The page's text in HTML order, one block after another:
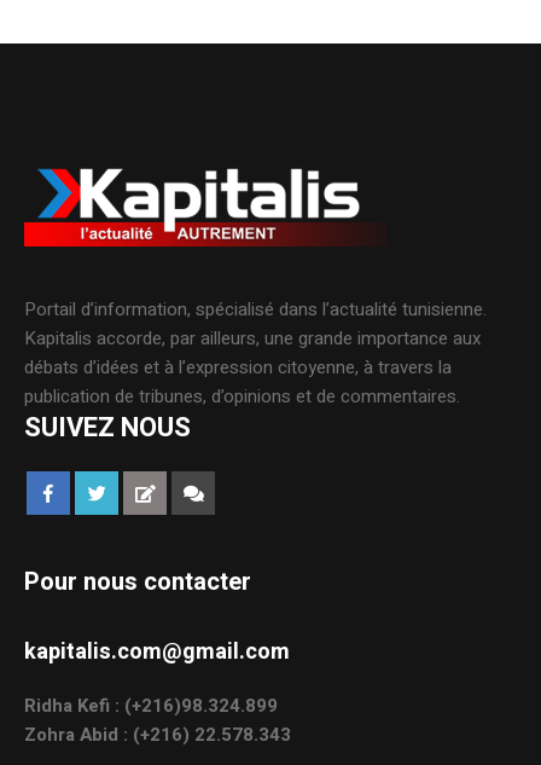
Portail d’information, spécialisé dans l’actualité tunisienne.
Kapitalis accorde, par ailleurs, une grande importance aux
débats d’idées et à l’expression citoyenne, à travers la
publication de tribunes, d’opinions et de commentaires.
SUIVEZ NOUS
Pour nous contacter
kapitalis.com@gmail.com
Ridha Kefi : (+216)98.324.899
Zohra Abid : (+216) 22.578.343